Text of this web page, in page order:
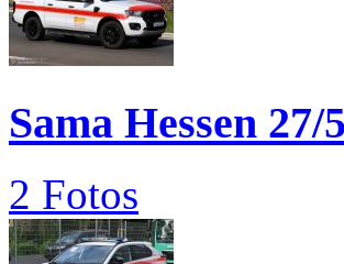
Sama Hessen 27/
2 Fotos